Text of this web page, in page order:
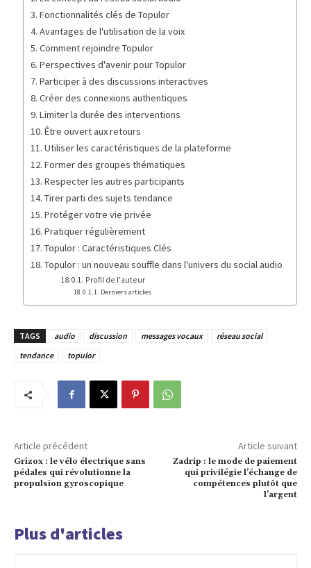
Fonctionnalités clés de Topulor
Avantages de l'utilisation de la voix
Comment rejoindre Topulor
Perspectives d'avenir pour Topulor
Participer à des discussions interactives
Créer des connexions authentiques
Limiter la durée des interventions
Être ouvert aux retours
Utiliser les caractéristiques de la plateforme
Former des groupes thématiques
Respecter les autres participants
Tirer parti des sujets tendance
Protéger votre vie privée
Pratiquer régulièrement
Topulor : Caractéristiques Clés
Topulor : un nouveau souffle dans l'univers du social audio
Profil de l'auteur
Derniers articles
TAGS audio discussion messages vocaux
réseau social
tendance
topulor
Article précédent
Grizox : le vélo électrique sans
pédales qui révolutionne la
propulsion gyroscopique
Article suivant
Zadrip : le mode de paiement
qui privilégie l’échange de
compétences plutôt que
l’argent
Plus d'articles